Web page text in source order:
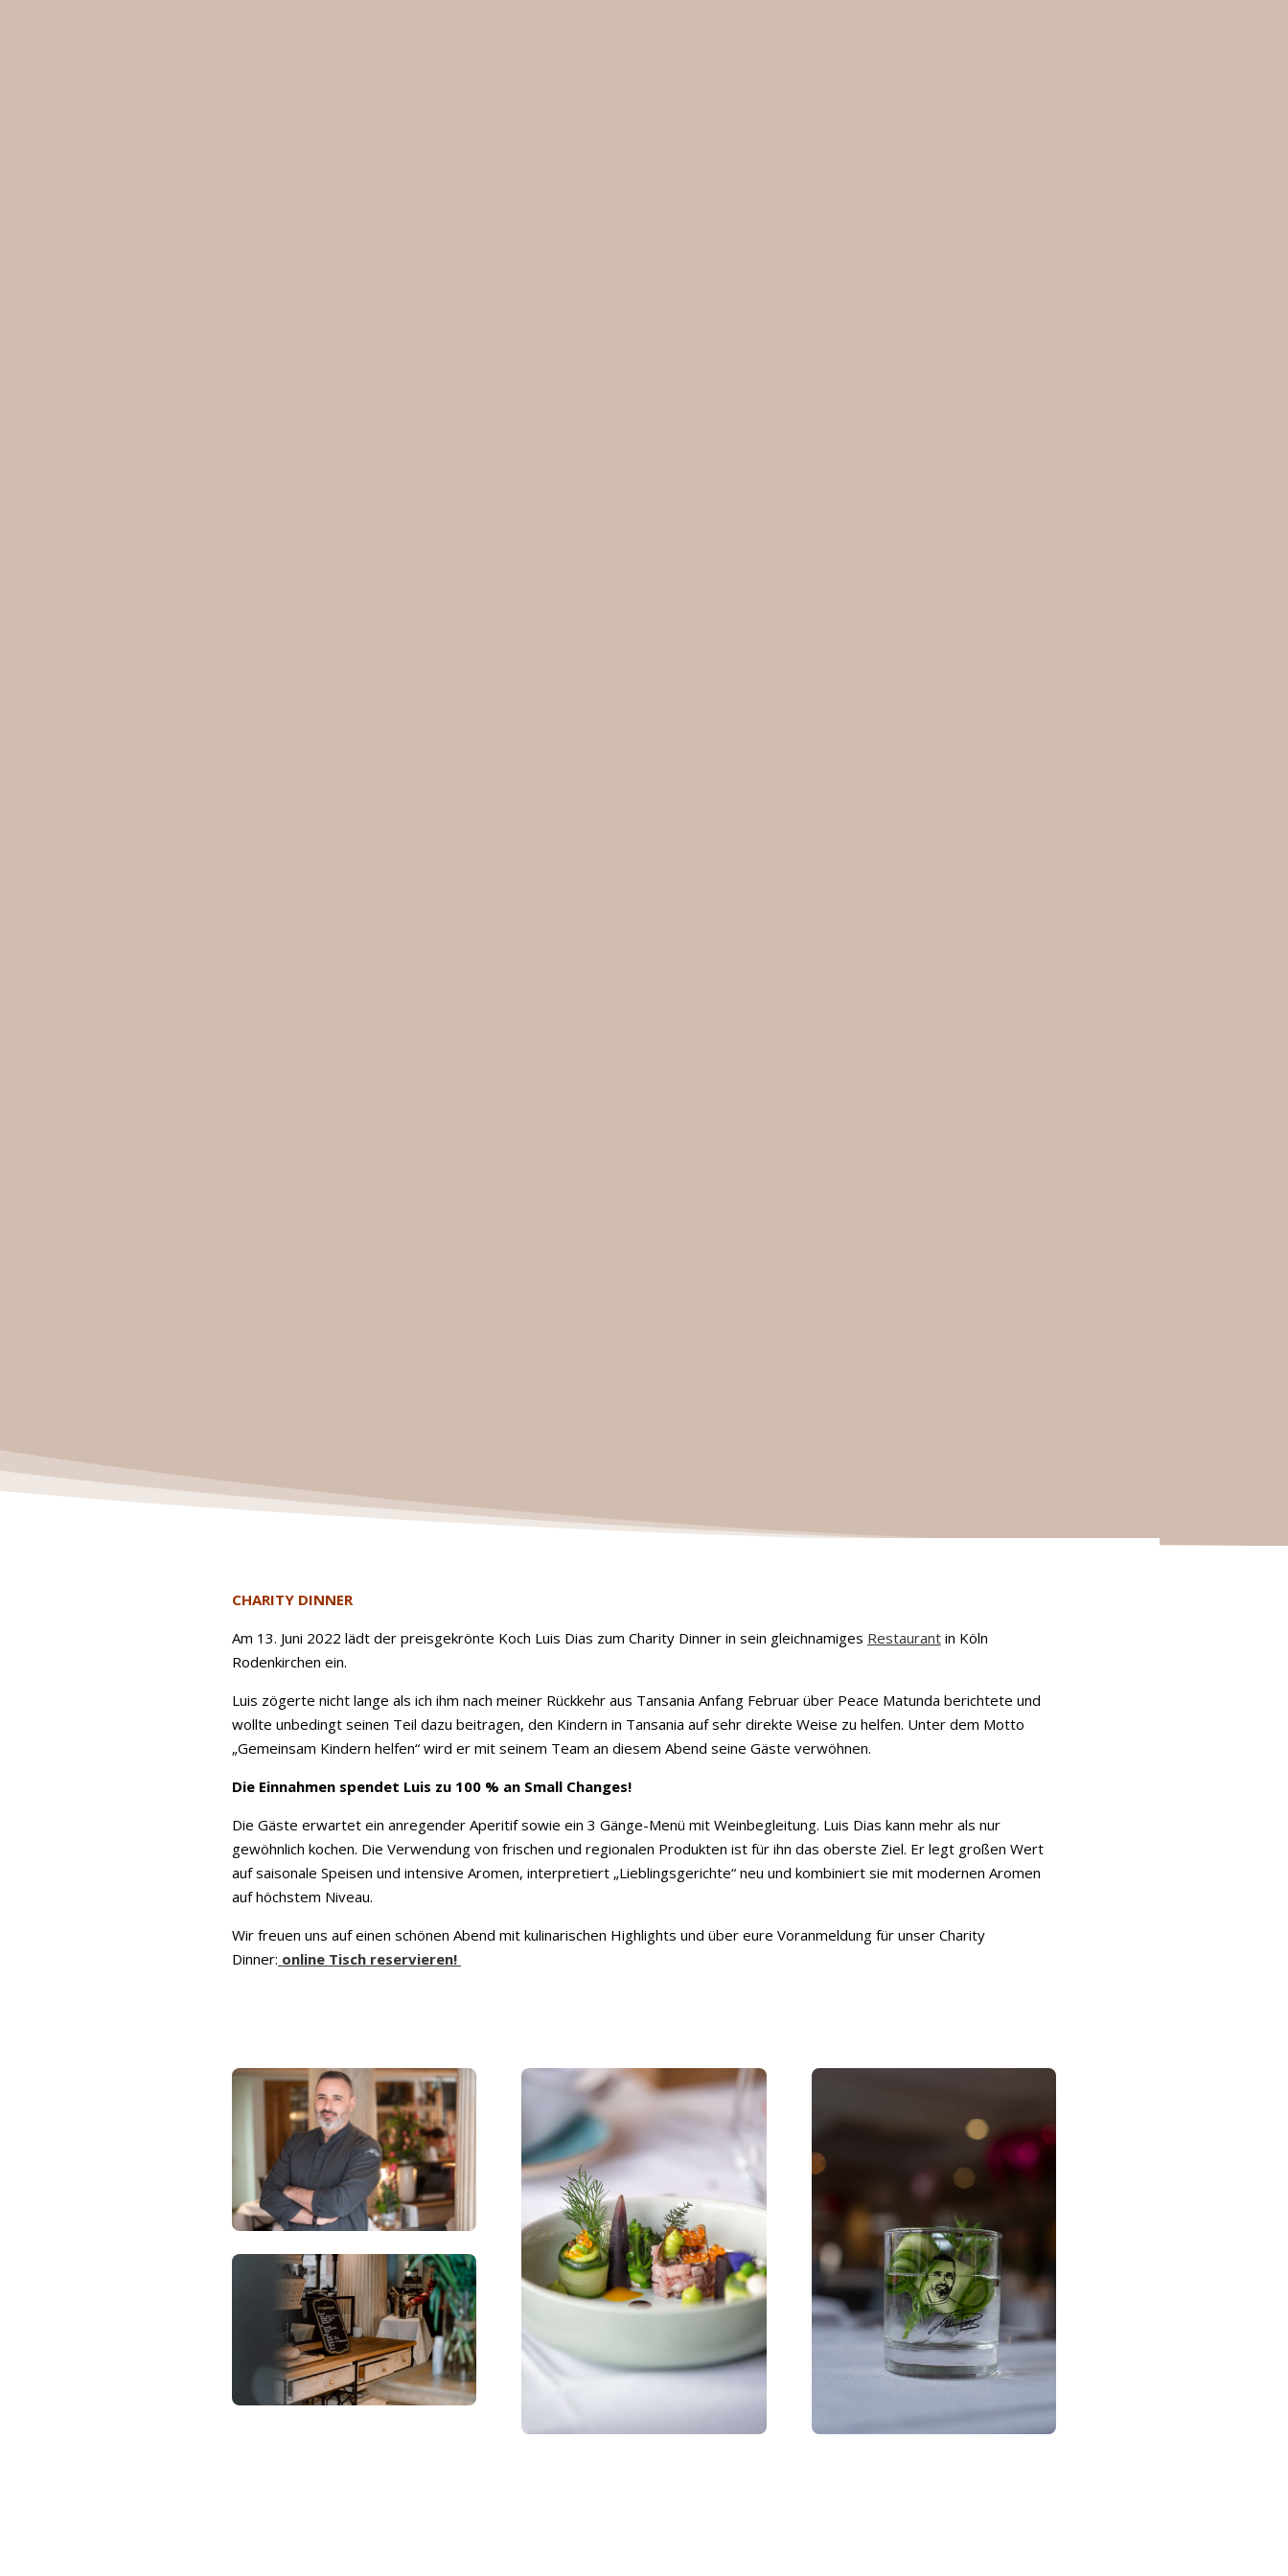
CHARITY DINNER
Am 13. Juni 2022 lädt der preisgekrönte Koch Luis Dias zum Charity Dinner in sein gleichnamiges Restaurantin Köln
Rodenkirchen ein.
Luis zögerte nicht lange als ich ihm nach meiner Rückkehr aus Tansania Anfang Februar über Peace Matunda berichtete und
wollte unbedingt seinen Teil dazu beitragen, den Kindern in Tansania auf sehr direkte Weise zu helfen. Unter dem Motto
„Gemeinsam Kindern helfen“ wird er mit seinem Team an diesem Abend seine Gäste verwöhnen.
Die Einnahmen spendet Luis zu 100 % an Small Changes!
Die Gäste erwartet ein anregender Aperitif sowie ein 3 Gänge-Menü mit Weinbegleitung. Luis Dias kann mehr als nur
gewöhnlich kochen. Die Verwendung von frischen und regionalen Produkten ist für ihn das oberste Ziel. Er legt großen Wert
auf saisonale Speisen und intensive Aromen, interpretiert „Lieblingsgerichte“ neu und kombiniert sie mit modernen Aromen
auf höchstem Niveau.
Wir freuen uns auf einen schönen Abend mit kulinarischen Highlights und über eure Voranmeldung für unser Charity
Dinner: online Tisch reservieren!